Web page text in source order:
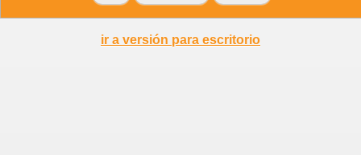
ir a versión para escritorio